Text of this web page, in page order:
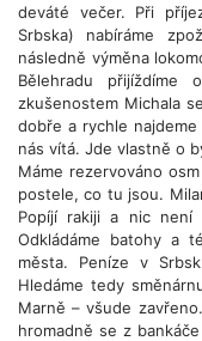
deváté večer. Při
Srbska) nabíráme
následně výměna
Bělehradu
zkušenostem Michala
dobře a rychle najdeme
nás vítá. Jde vlastně o
Máme rezervováno
postele, co tu jsou.
Popíjí rakiji a nic není
Odkládáme batohy a
města. Peníze v
Hledáme tedy
Marně – všude
hromadně se z